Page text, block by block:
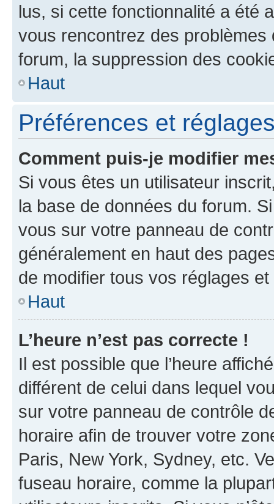
lus, si cette fonctionnalité a été
vous rencontrez des
forum, la suppression des
Haut
Préférences et
Comment puis-je modifier
Si vous êtes un utilisateur
la base de données du forum.
vous sur votre panneau de
généralement en haut des
de modifier tous vos réglages
Haut
L’heure n’est pas correcte !
Il est possible que l’heure
différent de celui dans lequel
sur votre panneau de contrôle
horaire afin de trouver votre
Paris, New York, Sydney, etc.
fuseau horaire, comme la